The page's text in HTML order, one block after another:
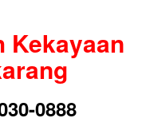
Kekayaan
0888